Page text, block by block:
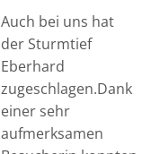
Auch bei uns hat
der Sturmtief
Eberhard
zugeschlagen.Dank
einer sehr
aufmerksamen